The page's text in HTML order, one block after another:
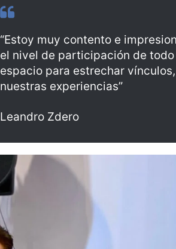
“Estoy muy contento e
el nivel de participación de
espacio para estrechar
nuestras experiencias”
Leandro Zdero